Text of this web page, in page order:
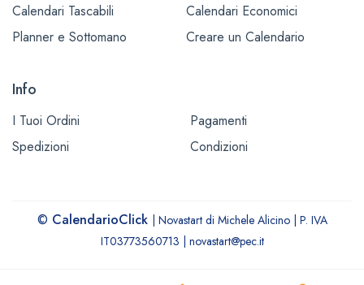
Calendari Tascabili
Planner e Sottomano
Calendari Economici
Creare un Calendario
Info
I Tuoi Ordini
Pagamenti
Spedizioni
Condizioni
© CalendarioClick
| Novastart di Michele Alicino | P. IVA
IT03773560713 | novastart@pec.it